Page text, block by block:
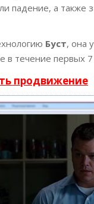
падение, а также
Буст, она
в течение первых
продвижение